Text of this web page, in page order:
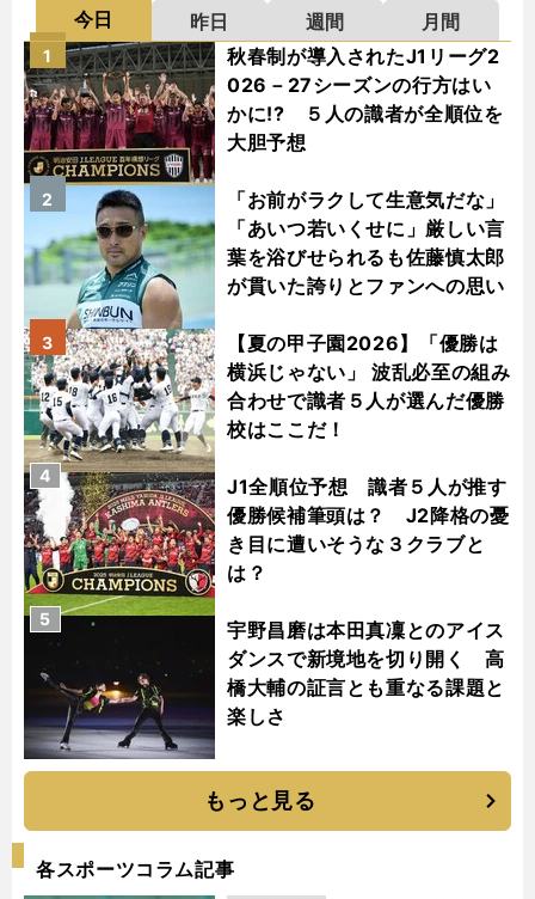
今日 昨日 週間
月間
秋春制が導入されたJ1リーグ2
026－27シーズンの行方はい
かに!? ５人の識者が全順位を
大胆予想
1
「お前がラクして生意気だな」
「あいつ若いくせに」厳しい言
葉を浴びせられるも佐藤慎太郎
が貫いた誇りとファンへの思い
2
【夏の甲子園2026】「優勝は
横浜じゃない」 波乱必至の組み
合わせで識者５人が選んだ優勝
校はここだ！
3
J1全順位予想 識者５人が推す
優勝候補筆頭は？ J2降格の憂
き目に遭いそうな３クラブと
は？
4
宇野昌磨は本田真凜とのアイス
ダンスで新境地を切り開く 高
橋大輔の証言とも重なる課題と
楽しさ
5
もっと見る
各スポーツコラム記事